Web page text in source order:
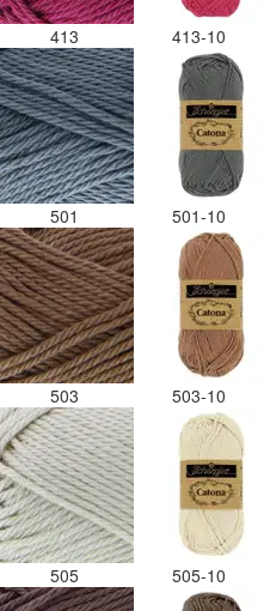
413 413-10
501 501-10
503 503-10
505 505-10